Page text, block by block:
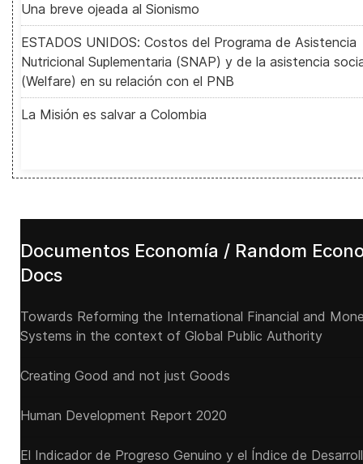
Una breve ojeada al Sionismo
ESTADOS UNIDOS: Costos del Programa de Asistencia
Nutricional Suplementaria (SNAP) y de la asistencia
(Welfare) en su relación con el PNB
La Misión es salvar a Colombia
Documentos Economía / Random
Docs
Towards Reforming the International Financial and
Systems in the context of Global Public Authority
Creating Good and not just Goods
Human Development Report 2020
El Indicador de Progreso Genuino y el Índice de